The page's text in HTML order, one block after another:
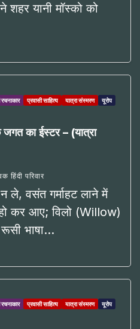
शहर यानी मॉस्को को
रचनाकार प्रवासी साहित्य यात्रा संस्मरण
यूरोप
का ईस्टर – (यात्रा
हिंदी परिवार
ले, वसंत गर्माहट लाने में
कर आए; विलो (Willow)
भाषा…
रचनाकार प्रवासी साहित्य यात्रा संस्मरण
यूरोप